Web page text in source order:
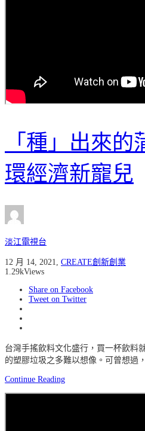
「種」出來
環經濟新寵兒
淡江電視台
12 月 14, 2021
CREATE創新創業
1.29kViews
Share on Facebook
Tweet on Twitter
台灣手搖飲料文化盛行，買一杯飲料
的塑膠垃圾之多難以想像。可曾想過
Continue Reading